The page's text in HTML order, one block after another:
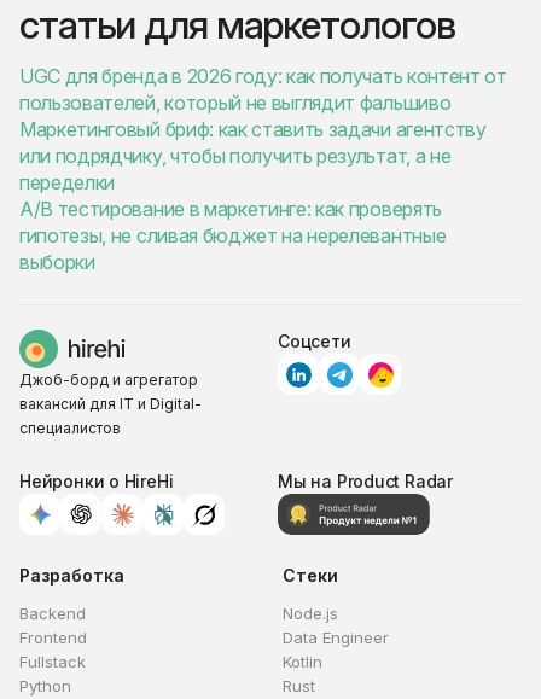
статьи для маркетологов
UGC для бренда в 2026 году: как получать контент от
пользователей, который не выглядит фальшиво
Маркетинговый бриф: как ставить задачи агентству
или подрядчику, чтобы получить результат, а не
переделки
A/B тестирование в маркетинге: как проверять
гипотезы, не сливая бюджет на нерелевантные
выборки
Джоб-борд и агрегатор
вакансий для IT и Digital-
специалистов
Соцсети
Нейронки о HireHi Мы на Product Radar
Разработка
Backend
Frontend
Fullstack
Python
Стеки
Node.js
Data Engineer
Kotlin
Rust